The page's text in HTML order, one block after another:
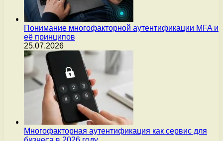
Понимание многофакторной аутентификации MFA и
её принципов
25.07.2026
Многофакторная аутентификация как сервис для